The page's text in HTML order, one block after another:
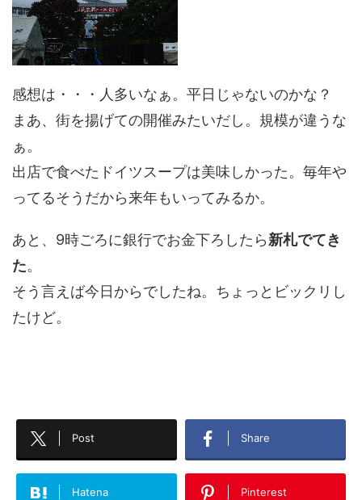
感想は・・・人多いなぁ。平日じゃないのかな？
まあ、街を揚げての開催みたいだし。規模が違うな
ぁ。
出店で食べたドイツスープは美味しかった。毎年や
ってるそうだから来年もいってみるか。
あと、9時ごろに銀行でお金下ろしたら新札でてき
た。
そう言えば今日からでしたね。ちょっとビックリし
たけど。
Post Share
Hatena Pinterest